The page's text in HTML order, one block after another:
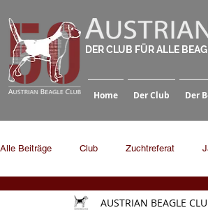
DER CLUB FÜR ALLE
Home Der Club Der
Alle Beiträge Club Zuchtreferat
AUSTRIAN BEAGLE